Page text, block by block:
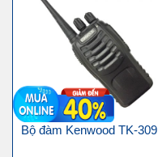
Bộ đàm Kenwood TK-309